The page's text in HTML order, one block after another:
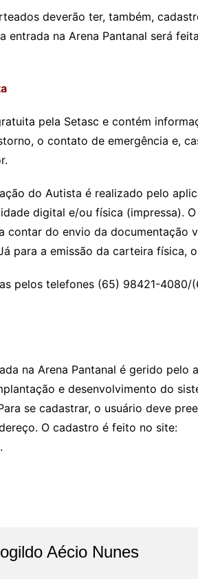
deverão ter, também,
entrada na Arena Pantanal será
pela Setasc e contém
o contato de emergência e,
do Autista é realizado pelo
digital e/ou física (impressa).
contar do envio da documentação
para a emissão da carteira física,
pelos telefones (65) 98421-4080/
na Arena Pantanal é gerido pelo
e desenvolvimento do
se cadastrar, o usuário deve
O cadastro é feito no site:
Aécio Nunes